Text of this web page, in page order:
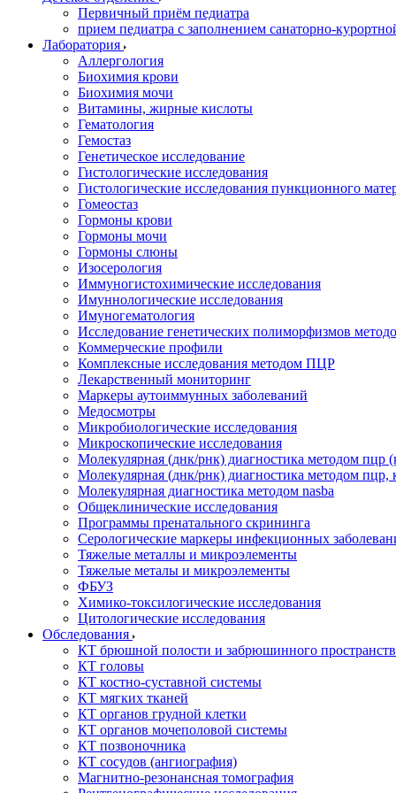
Первичный приём педиатра
прием педиатра с заполнением санаторно-
Лаборатория
Аллергология
Биохимия крови
Биохимия мочи
Витамины, жирные кислоты
Гематология
Гемостаз
Генетическое исследование
Гистологические исследования
Гистологические исследования пункционного
Гомеостаз
Гормоны крови
Гормоны мочи
Гормоны слюны
Изосерология
Иммуногистохимические исследования
Имуннологические исследования
Имуногематология
Исследование генетических полиморфизмов
Коммерческие профили
Комплексные исследования методом ПЦР
Лекарственный мониторинг
Маркеры аутоиммунных заболеваний
Медосмотры
Микробиологические исследования
Микроскопические исследования
Молекулярная (днк/рнк) диагностика методом пцр
Молекулярная (днк/рнк) диагностика методом пцр,
Молекулярная диагностика методом nasba
Общеклинические исследования
Программы пренатального скрининга
Серологические маркеры инфекционных
Тяжелые металлы и микроэлементы
Тяжелые металы и микроэлементы
ФБУЗ
Химико-токсилогические исследования
Цитологические исследования
Обследования
КТ брюшной полости и забрюшинного
КТ головы
КТ костно-суставной системы
КТ мягких тканей
КТ органов грудной клетки
КТ органов мочеполовой системы
КТ позвоночника
КТ сосудов (ангиография)
Магнитно-резонансная томография